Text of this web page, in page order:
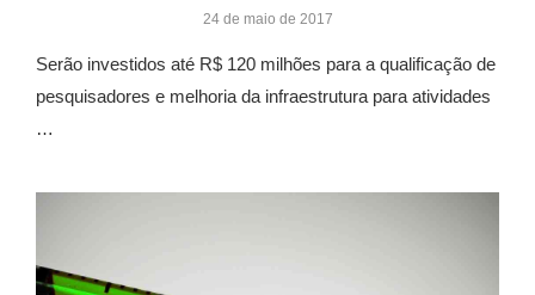
24 de maio de 2017
Serão investidos até R$ 120 milhões para a qualificação de
pesquisadores e melhoria da infraestrutura para atividades
…